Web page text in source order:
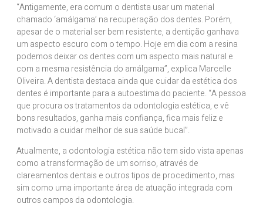
“Antigamente, era comum o dentista usar um material
chamado ‘amálgama’ na recuperação dos dentes. Porém,
apesar de o material ser bem resistente, a dentição ganhava
um aspecto escuro com o tempo. Hoje em dia com a resina
podemos deixar os dentes com um aspecto mais natural e
com a mesma resistência do amálgama”, explica Marcelle
Oliveira. A dentista destaca ainda que cuidar da estética dos
dentes é importante para a autoestima do paciente. “A pessoa
que procura os tratamentos da odontologia estética, e vê
bons resultados, ganha mais confiança, fica mais feliz e
motivado a cuidar melhor de sua saúde bucal”.
Atualmente, a odontologia estética não tem sido vista apenas
como a transformação de um sorriso, através de
clareamentos dentais e outros tipos de procedimento, mas
sim como uma importante área de atuação integrada com
outros campos da odontologia.